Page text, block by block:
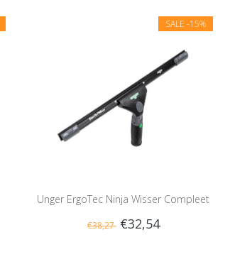
SALE -15%
Unger ErgoTec Ninja Wisser Compleet
€38,27 €32,54